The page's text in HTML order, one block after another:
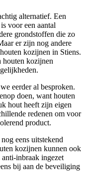
alternatief. Een
voor een aantal
grondstoffen die zo
er zijn nog andere
kozijnen in Stiens.
houten kozijnen
eerder al besproken.
doen, want houten
hout heeft zijn eigen
redenen om voor
product.
eens uitstekend
kozijnen kunnen ook
anti-inbraak ingezet
bij aan de beveiliging